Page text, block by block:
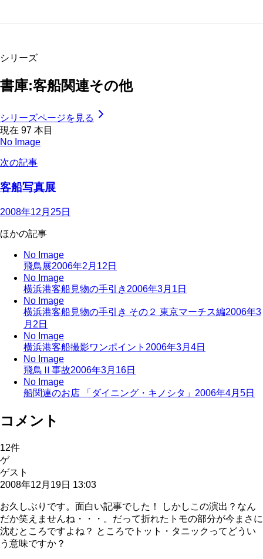
シリーズ
書庫:客船関連その他
シリーズページを見る
現在 97 本目
No Image
次の記事
客船写真展
2008年12月25日
ほかの記事
No Image
飛鳥展2006年2月12日
No Image
横浜港客船見物の手引き 2006年3月1日
No Image
横浜港客船見物の手引き その２ 東京マーチス編2006年3
月2日
No Image
横浜港客船撮影ワンポイント 2006年3月4日
No Image
飛鳥Ⅱ事故2006年3月16日
No Image
船関連のお店 「ダイニング・キノシタ」 2006年4月5日
コメント
12件
ゲ
ゲスト
2008年12月19日 13:03
お久しぶりです。面白い記事でした！ しかしこの演出？なん
だか笑えませんね・・・。だって折れたトモの部分が今まさに
沈むところですよね？ ところでトット・タニックってどうい
う意味ですか？